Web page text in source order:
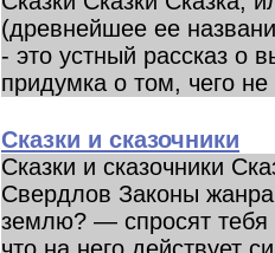
(древнейшее ее
- это устный рассказ о
придумка о том, чего
Сказки и сказочники
Сказки и сказочники
Свердлов Законы
землю? — спросят